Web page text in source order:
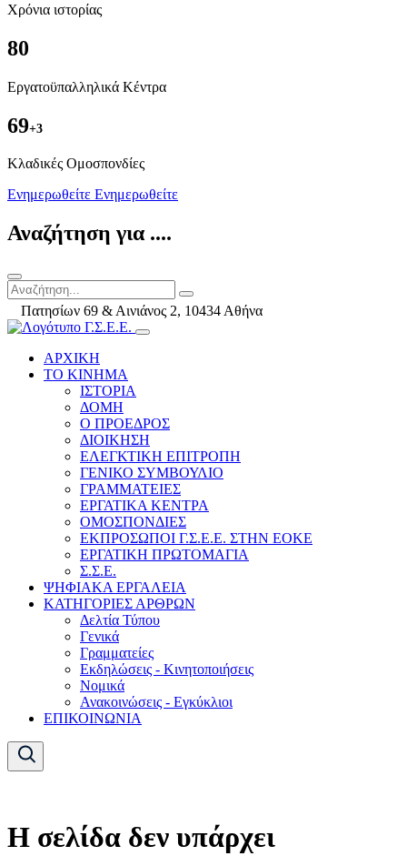
Χρόνια ιστορίας
80
Εργατοϋπαλληλικά Κέντρα
69+3
Kλαδικές Ομοσπονδίες
Ενημερωθείτε Ενημερωθείτε
Αναζήτηση για ....
Πατησίων 69 & Αινιάνος 2, 10434 Αθήνα
ΑΡΧΙΚΗ
ΤΟ ΚΙΝΗΜΑ
ΙΣΤΟΡΙΑ
ΔΟΜΗ
Ο ΠΡΟΕΔΡΟΣ
ΔΙΟΙΚΗΣΗ
ΕΛΕΓΚΤΙΚΗ ΕΠΙΤΡΟΠΗ
ΓΕΝΙΚΟ ΣΥΜΒΟΥΛΙΟ
ΓΡΑΜΜΑΤΕΙΕΣ
ΕΡΓΑΤΙΚΑ ΚΕΝΤΡΑ
ΟΜΟΣΠΟΝΔΙΕΣ
ΕΚΠΡΟΣΩΠΟΙ Γ.Σ.Ε.Ε. ΣΤΗΝ ΕΟΚΕ
ΕΡΓΑΤΙΚΗ ΠΡΩΤΟΜΑΓΙΑ
Σ.Σ.Ε.
ΨΗΦΙΑΚΑ ΕΡΓΑΛΕΙΑ
ΚΑΤΗΓΟΡΙΕΣ ΑΡΘΡΩΝ
Δελτία Τύπου
Γενικά
Γραμματείες
Εκδηλώσεις - Κινητοποιήσεις
Νομικά
Ανακοινώσεις - Εγκύκλιοι
ΕΠΙΚΟΙΝΩΝΙΑ
Η σελίδα δεν υπάρχει